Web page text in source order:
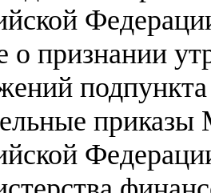
о признании
приказы